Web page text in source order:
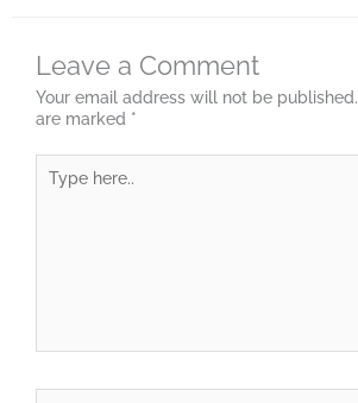
Leave a Comment
Your email address will not be published.
are marked *
here..